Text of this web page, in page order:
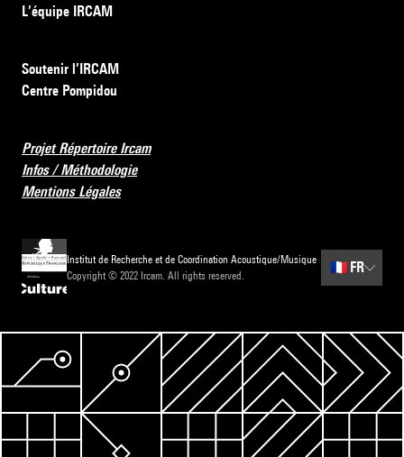
L’équipe IRCAM
Soutenir l’IRCAM
Centre Pompidou
Projet Répertoire Ircam
Infos / Méthodologie
Mentions Légales
Institut de Recherche et de Coordination Acoustique/Musique
Copyright © 2022 Ircam. All rights reserved.
🇫🇷 FR